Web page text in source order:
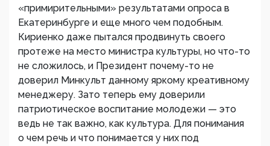
«примирительными» результатами опроса в
Екатеринбурге и еще много чем подобным.
Кириенко даже пытался продвинуть своего
протеже на место министра культуры, но что-то
не сложилось, и Президент почему-то не
доверил Минкульт данному яркому креативному
менеджеру. Зато теперь ему доверили
патриотическое воспитание молодежи — это
ведь не так важно, как культура. Для понимания
о чем речь и что понимается у них под